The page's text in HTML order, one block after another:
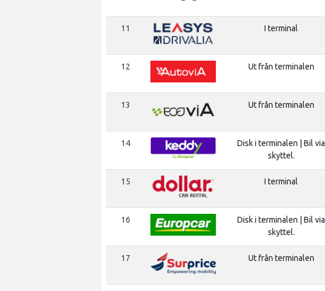
11 I terminal
12 Ut från terminalen
13 Ut från terminalen
14
Disk i terminalen | Bil via
skyttel.
15 I terminal
16
Disk i terminalen | Bil via
skyttel.
17 Ut från terminalen